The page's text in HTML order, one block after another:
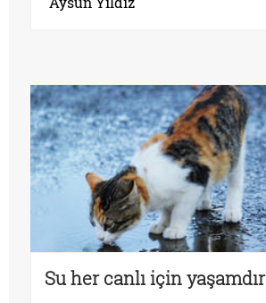
Su her canlı için yaşamdır